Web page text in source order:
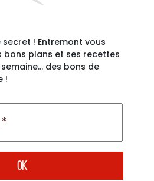
secret ! Entremont vous
bons plans et ses recettes
des bons de
!